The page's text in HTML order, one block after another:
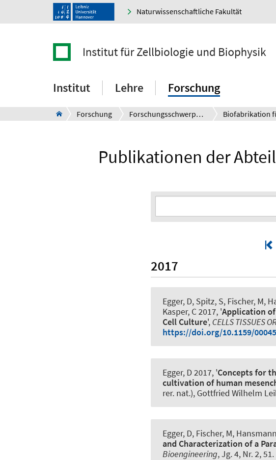
Naturwissenschaftliche Fakultät
Institut für Zellbiologie und Biophysik
Institut Lehre Forschung
Forschung Forschungsschwerpunkte
Publikationen der
2017
Egger, D, Spitz, S, Fischer, M,
Kasper, C 2017, 'Application
Cell Culture', CELLS TISSUES
https://doi.org/10.1159/
Egger, D 2017, 'Concepts for
cultivation of human
rer. nat.), Gottfried Wilhelm
Egger, D, Fischer, M,
and Characterization of a
Bioengineering, Jg. 4, Nr. 2, 51.